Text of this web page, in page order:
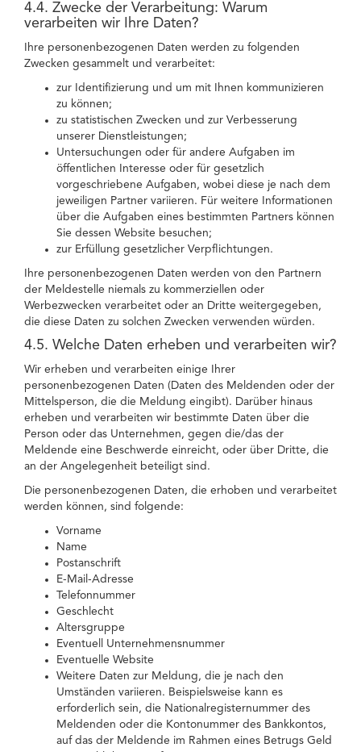
4.4. Zwecke der Verarbeitung: Warum
verarbeiten wir Ihre Daten?
Ihre personenbezogenen Daten werden zu folgenden
Zwecken gesammelt und verarbeitet:
zur Identifizierung und um mit Ihnen kommunizieren
zu können;
zu statistischen Zwecken und zur Verbesserung
unserer Dienstleistungen;
Untersuchungen oder für andere Aufgaben im
öffentlichen Interesse oder für gesetzlich
vorgeschriebene Aufgaben, wobei diese je nach dem
jeweiligen Partner variieren. Für weitere Informationen
über die Aufgaben eines bestimmten Partners können
Sie dessen Website besuchen;
zur Erfüllung gesetzlicher Verpflichtungen.
Ihre personenbezogenen Daten werden von den Partnern
der Meldestelle niemals zu kommerziellen oder
Werbezwecken verarbeitet oder an Dritte weitergegeben,
die diese Daten zu solchen Zwecken verwenden würden.
4.5. Welche Daten erheben und verarbeiten wir?
Wir erheben und verarbeiten einige Ihrer
personenbezogenen Daten (Daten des Meldenden oder der
Mittelsperson, die die Meldung eingibt). Darüber hinaus
erheben und verarbeiten wir bestimmte Daten über die
Person oder das Unternehmen, gegen die/das der
Meldende eine Beschwerde einreicht, oder über Dritte, die
an der Angelegenheit beteiligt sind.
Die personenbezogenen Daten, die erhoben und verarbeitet
werden können, sind folgende:
Vorname
Name
Postanschrift
E-Mail-Adresse
Telefonnummer
Geschlecht
Altersgruppe
Eventuell Unternehmensnummer
Eventuelle Website
Weitere Daten zur Meldung, die je nach den
Umständen variieren. Beispielsweise kann es
erforderlich sein, die Nationalregisternummer des
Meldenden oder die Kontonummer des Bankkontos,
auf das der Meldende im Rahmen eines Betrugs Geld